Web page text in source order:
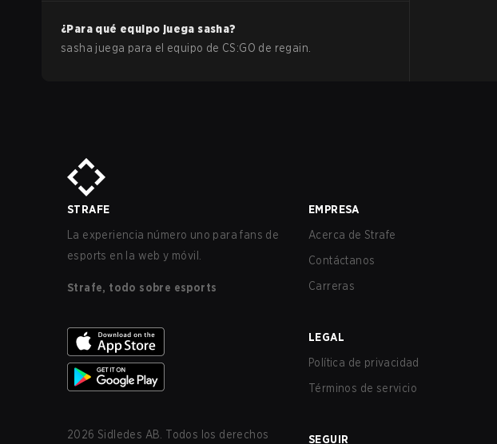
¿Para qué equipo juegasasha?
sasha juega para el equipo de CS:GO de regain
STRAFE
La experiencia número uno para fans de
esports en la web y móvil.
Strafe, todo sobre esports
2026 Sidledes AB. Todos los derechos
EMPRESA
Acerca de Strafe
Contáctanos
Carreras
LEGAL
Política de privacidad
Términos de servicio
SEGUIR